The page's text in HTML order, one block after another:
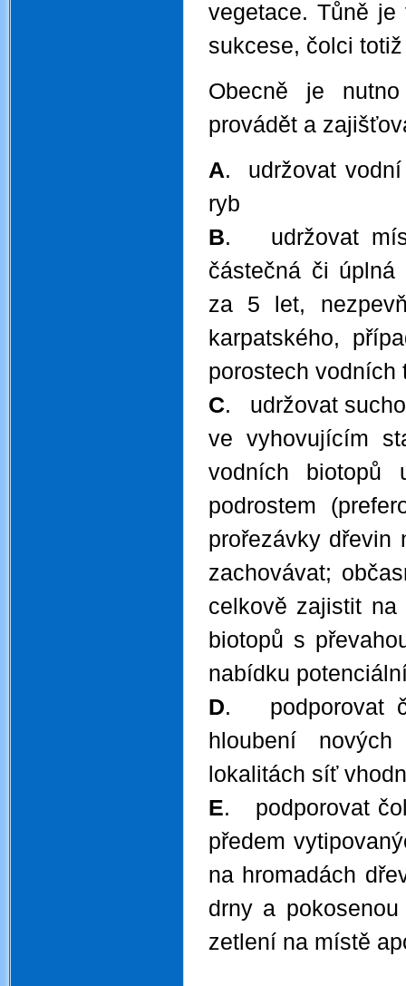
vegetace. Tůně
sukcese, čolci
Obecně je
provádět a
A. udržovat vodní
ryb
B. udržovat
částečná či úplná
za 5 let,
karpatského,
porostech vodních
C. udržovat
ve vyhovujícím
vodních biotopů
podrostem
prořezávky dřevin
zachovávat;
celkově zajistit
biotopů s
nabídku
D. podporovat
hloubení
lokalitách síť
E. podporovat
předem
na hromadách
drny a
zetlení na místě